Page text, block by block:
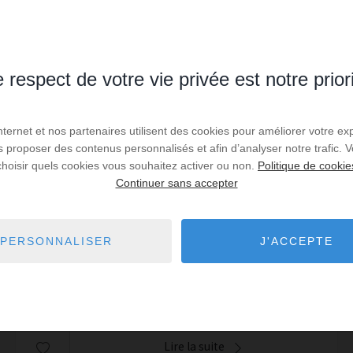
Local commercial Lattes
251,6m² de surface
Dans un nouveau bâtiment d'activité en
Livraison 2ème semestre 2025 Prix nous
consulter Contact : Olga G...
Lire la suite
respect de votre vie privée est notre
et nos partenaires utilisent des cookies pour améliorer votre
proposer des contenus personnalisés et afin d’analyser notre trafic.
quels cookies vous souhaitez activer ou non. Politique de
Continuer sans accepter
PERSONNALISER J'ACCEPTE